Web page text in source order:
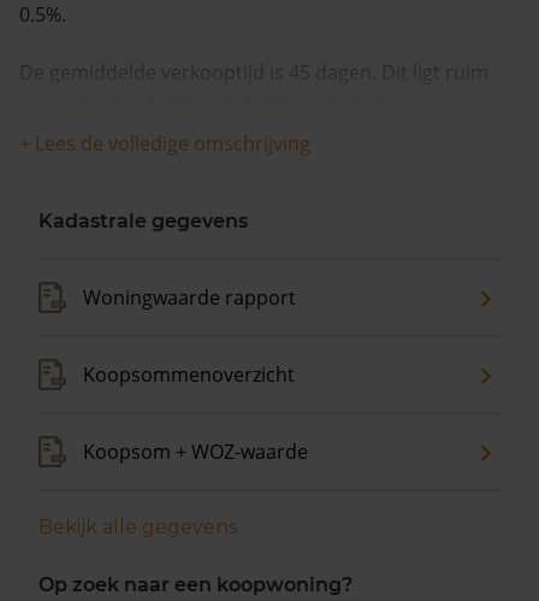
0.5%.
De gemiddelde verkooptijd is 45 dagen. Dit ligt ruim
Wanneer we naar de laatste 12 maanden kijken
verkocht. De gemiddelde vraagprijs is €525.000. In de
+ Lees de volledige omschrijving
Kadastrale gegevens
Woningwaarde rapport
Koopsommenoverzicht
Koopsom + WOZ-waarde
Bekijk alle gegevens
Op zoek naar een koopwoning?